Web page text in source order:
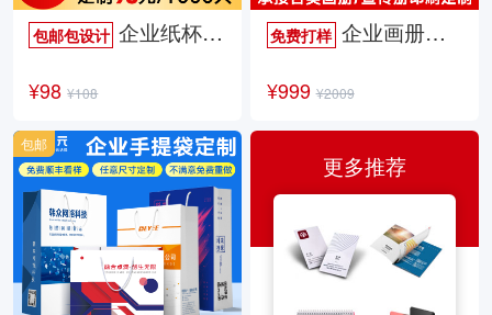
包邮包设计 企业纸杯定制
¥98 ¥108
免费打样企业画册定制
¥999 ¥2009
包邮
更多推荐